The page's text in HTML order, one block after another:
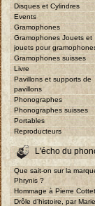
Disques et Cylindres
Events
Gramophones
Gramophones Jouets et
jouets pour
Gramophones suisses
Livre
Pavillons et supports de
pavillons
Phonographes
Phonographes suisses
Portables
Reproducteurs
L'écho du
Que sait-on sur la
Phrynis ?
Hommage à Pierre Cottet
Drôle d'histoire, par Marie